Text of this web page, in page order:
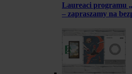
Laureaci programu
– zapraszamy na